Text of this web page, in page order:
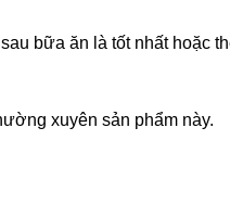
bữa ăn là tốt nhất hoặc
xuyên sản phẩm này.